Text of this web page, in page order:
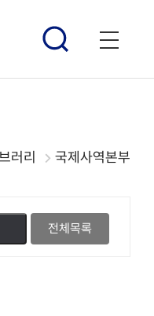
러리 국제사역본부
전체목록